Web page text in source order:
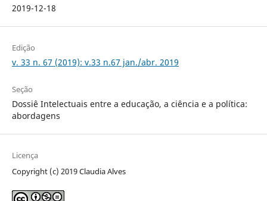
2019-12-18
Edição
v. 33 n. 67 (2019): v.33 n.67 jan./abr. 2019
Seção
Dossiê Intelectuais entre a educação, a ciência e a política:
abordagens
Licença
Copyright (c) 2019 Claudia Alves